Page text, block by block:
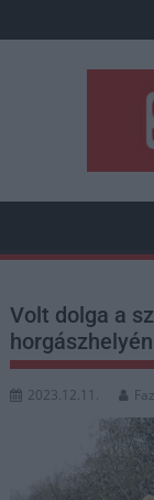
to
Volt dolga a
horgászhelyén
2023.12.11.